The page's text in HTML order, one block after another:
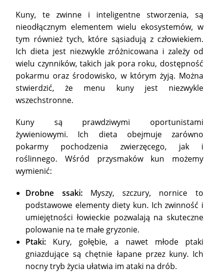
Kuny, te zwinne i inteligentne stworzenia, są
nieodłącznym elementem wielu ekosystemów, w
tym również tych, które sąsiadują z człowiekiem.
Ich dieta jest niezwykle zróżnicowana i zależy od
wielu czynników, takich jak pora roku, dostępność
pokarmu oraz środowisko, w którym żyją. Można
stwierdzić, że menu kuny jest niezwykle
wszechstronne.
Kuny są prawdziwymi oportunistami
żywieniowymi. Ich dieta obejmuje zarówno
pokarmy pochodzenia zwierzęcego, jak i
roślinnego. Wśród przysmaków kun możemy
wymienić:
Drobne ssaki:Myszy, szczury, nornice to
podstawowe elementy diety kun. Ich zwinność i
umiejętności łowieckie pozwalają na skuteczne
polowanie na te małe gryzonie.
Ptaki: Kury, gołębie, a nawet młode ptaki
gniazdujące są chętnie łapane przez kuny. Ich
nocny tryb życia ułatwia im ataki na drób.